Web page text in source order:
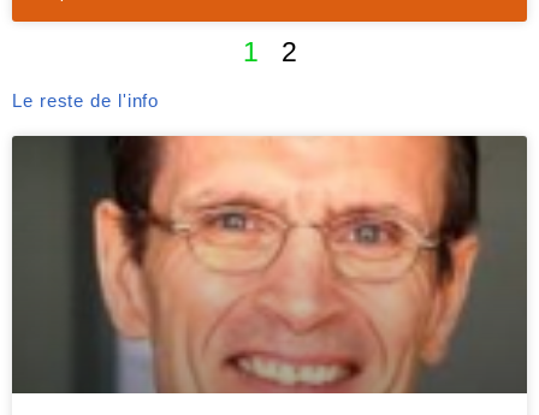
1 2
Le reste de l'info